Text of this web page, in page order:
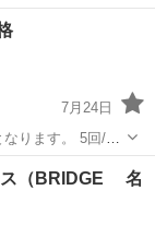
7月24日
す。 5回/50
ァベットを書く
ス（BRIDGE 名